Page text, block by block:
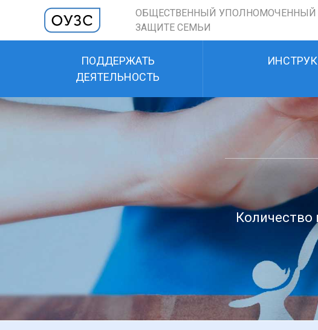
ОБЩЕСТВЕННЫЙ УПОЛНОМОЧЕННЫЙ
ЗАЩИТЕ СЕМЬИ
ПОДДЕРЖАТЬ
ДЕЯТЕЛЬНОСТЬ
Количество